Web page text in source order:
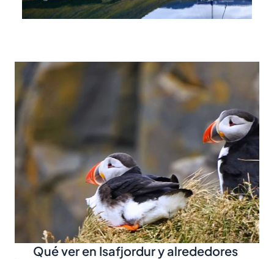
Qué ver en Isafjordur y alrededores